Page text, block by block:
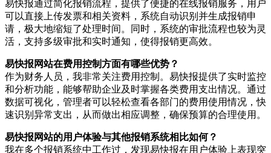
易快报通过简化报销流程，提供了便捷的在线报销服务，用户
可以直接上传发票和相关资料，系统自动识别并生成报销申
请，极大地缩短了处理时间。同时，系统的审批流程也较为灵
活，支持多级审批和实时通知，使得报销更高效。
易快报网站在费用控制方面有哪些优势？
作为财务人员，我非常关注费用控制。易快报提供了实时监控
和分析功能，能够帮助企业及时掌握各类费用支出情况。通过
数据可视化，管理者可以轻松查看各部门的费用使用情况，快
速识别异常支出，从而做出相应调整，确保预算的合理使用。
易快报网站的用户体验与其他报销系统相比如何？
我在多个报销系统中工作过，发现易快报在用户体验上表现突